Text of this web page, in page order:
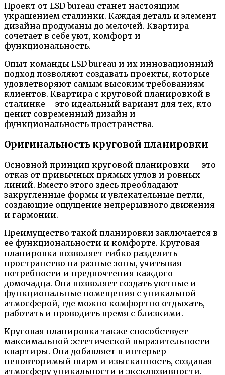
Проект от LSD bureau станет настоящим
украшением сталинки. Каждая деталь и элемент
дизайна продуманы до мелочей. Квартира
сочетает в себе уют, комфорт и
функциональность.
Опыт команды LSD bureau и их инновационный
подход позволяют создавать проекты, которые
удовлетворяют самым высоким требованиям
клиентов. Квартира с круговой планировкой в
сталинке – это идеальный вариант для тех, кто
ценит современный дизайн и
функциональность пространства.
Оригинальность круговой планировки
Основной принцип круговой планировки — это
отказ от привычных прямых углов и ровных
линий. Вместо этого здесь преобладают
закругленные формы и увлекательные петли,
создающие ощущение непрерывного движения
и гармонии.
Преимущество такой планировки заключается в
ее функциональности и комфорте. Круговая
планировка позволяет гибко разделить
пространство на разные зоны, учитывая
потребности и предпочтения каждого
домочадца. Она позволяет создать уютные и
функциональные помещения с уникальной
атмосферой, где можно комфортно отдыхать,
работать и проводить время с близкими.
Круговая планировка также способствует
максимальной эстетической выразительности
квартиры. Она добавляет в интерьер
неповторимый шарм и изысканность, создавая
атмосферу уникальности и эксклюзивности.